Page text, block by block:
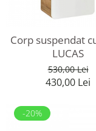
Corp suspendat
LUCAS
530,00 Lei
430,00 Lei
-20%